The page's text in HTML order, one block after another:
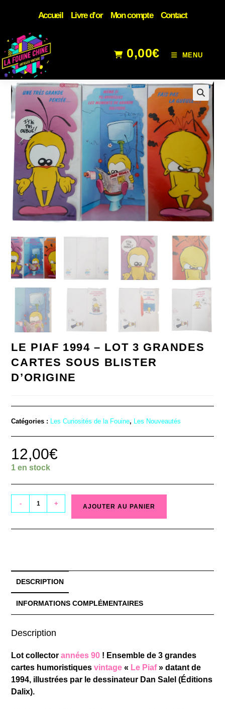
Accueil Livre d’or Mon compte Contact
0,00€ MENU
🔍
LE PIAF 1994 – LOT 3 GRANDES
CARTES SOUS BLISTER
D’ORIGINE
Catégories : Les Curiosités de la Fouine, Les Nouveautés
12,00€
1 en stock
- + AJOUTER AU PANIER
DESCRIPTION
INFORMATIONS COMPLÉMENTAIRES
Description
Lot collectorannées 90 ! Ensemble de 3 grandes
cartes humoristiquesvintage « Le Piaf» datant de
1994, illustrées par le dessinateur Dan Salel (Éditions
Dalix).